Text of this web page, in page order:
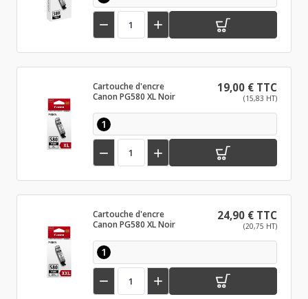
 
Cartouche d'encre
Canon PG580 XL Noir
19,00 € TTC
(15,83 HT)
1
 
Cartouche d'encre
Canon PG580 XL Noir
24,90 € TTC
(20,75 HT)
1
 